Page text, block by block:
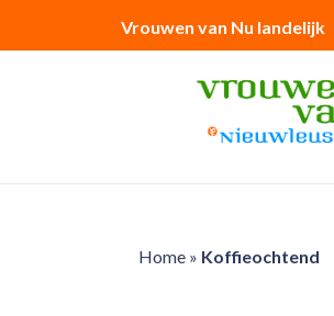
Vrouwen van Nu landelijk
Home» Koffieochtend